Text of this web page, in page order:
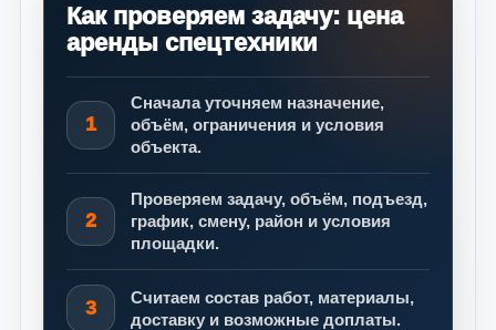
Как проверяем задачу: цена
аренды спецтехники
1
Сначала уточняем назначение,
объём, ограничения и условия
объекта.
2
Проверяем задачу, объём, подъезд,
график, смену, район и условия
площадки.
3
Считаем состав работ, материалы,
доставку и возможные доплаты.